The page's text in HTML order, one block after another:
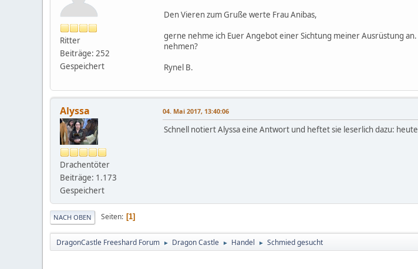
Ritter
Beiträge: 252
Gespeichert
Den Vieren zum Gruße werte Frau Anibas,
gerne nehme ich Euer Angebot einer Sichtung meiner Ausrüstung
nehmen?
Rynel B.
Alyssa
Drachentöter
Beiträge: 1.173
Gespeichert
04. Mai 2017, 13:40:06
Schnell notiert Alyssa eine Antwort und heftet sie leserlich dazu:
NACH OBEN Seiten 1
DragonCastle Freeshard Forum ► Dragon Castle ► Handel ► Schmied gesucht